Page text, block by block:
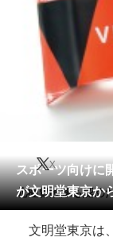
エンタメ
会員記事
メディア
注目記事を集め
スポーツ向けに
が文明堂東京か
X
北極冒険隊も認め
文明堂東京は